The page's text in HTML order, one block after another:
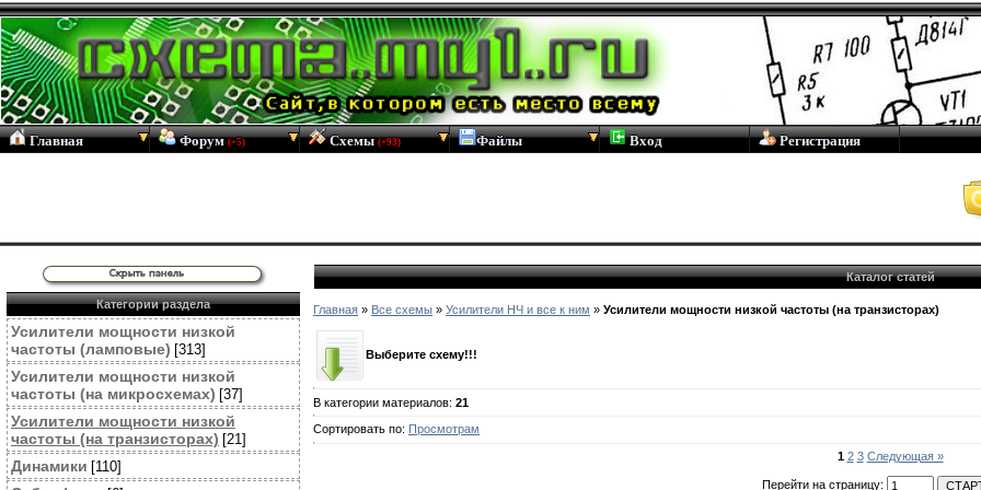
Главная Форум(+5) Схемы(+93) Файлы Вход Регистрация
Категории раздела
Усилители мощности низкой
частоты (ламповые) [313]
Усилители мощности низкой
частоты (на микросхемах) [37]
Усилители мощности низкой
частоты (на транзисторах) [21]
Динамики [110]
Каталог статей
Главная » Все схемы » Усилители НЧ и все к ним » Усилители мощности низкой частоты (на транзисторах)
Выберите схему!!!
В категории материалов: 21
Сортировать по: Просмотрам
1 2 3 Следующая »
Перейти на страницу: